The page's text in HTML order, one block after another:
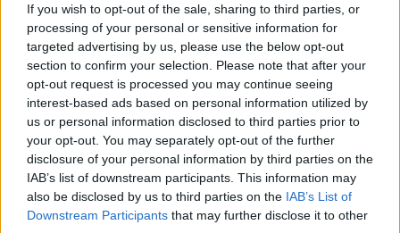
If you wish to opt-out of the sale, sharing to third parties, or
processing of your personal or sensitive information for
targeted advertising by us, please use the below opt-out
section to confirm your selection. Please note that after your
opt-out request is processed you may continue seeing
interest-based ads based on personal information utilized by
us or personal information disclosed to third parties prior to
your opt-out. You may separately opt-out of the further
disclosure of your personal information by third parties on the
IAB’s list of downstream participants. This information may
also be disclosed by us to third parties on the IAB’s List of
Downstream Participants that may further disclose it to other
Il Latte Dolce prende Dumani dalla Torres,
Mascia, Sorgente, Lopes, Limberti e Cherchi
gli altri acquisti
8 Ago 2026
Il Monastir riparte dai pilastri Masia, Pinna e
Aloia, il primo acquisto è Loru
7 Ago 2026
Latte Dolce, che rivoluzione: addio a 23
giocatori della scorsa stagione